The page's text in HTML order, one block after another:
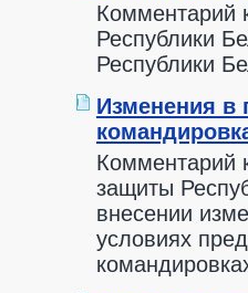
Комментарий
Республики
Республики
Изменения в
Комментарий
защиты
внесении
условиях